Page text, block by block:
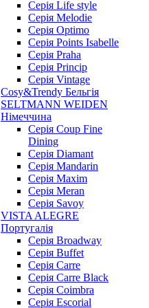
Серія Life style
Серія Melodie
Серія Optimo
Серія Points Isabelle
Серія Praha
Серія Princip
Серія Vintage
Cosy&Trendy Бельгія
SELTMANN WEIDEN
Німеччина
Cерія Coup Fine
Dining
Cерія Diamant
Cерія Mandarin
Cерія Maxim
Серія Meran
Серія Savoy
VISTA ALEGRE
Португалія
Серія Broadway
Серія Buffet
Серія Carre
Серія Carre Black
Серія Coimbra
Серія Escorial